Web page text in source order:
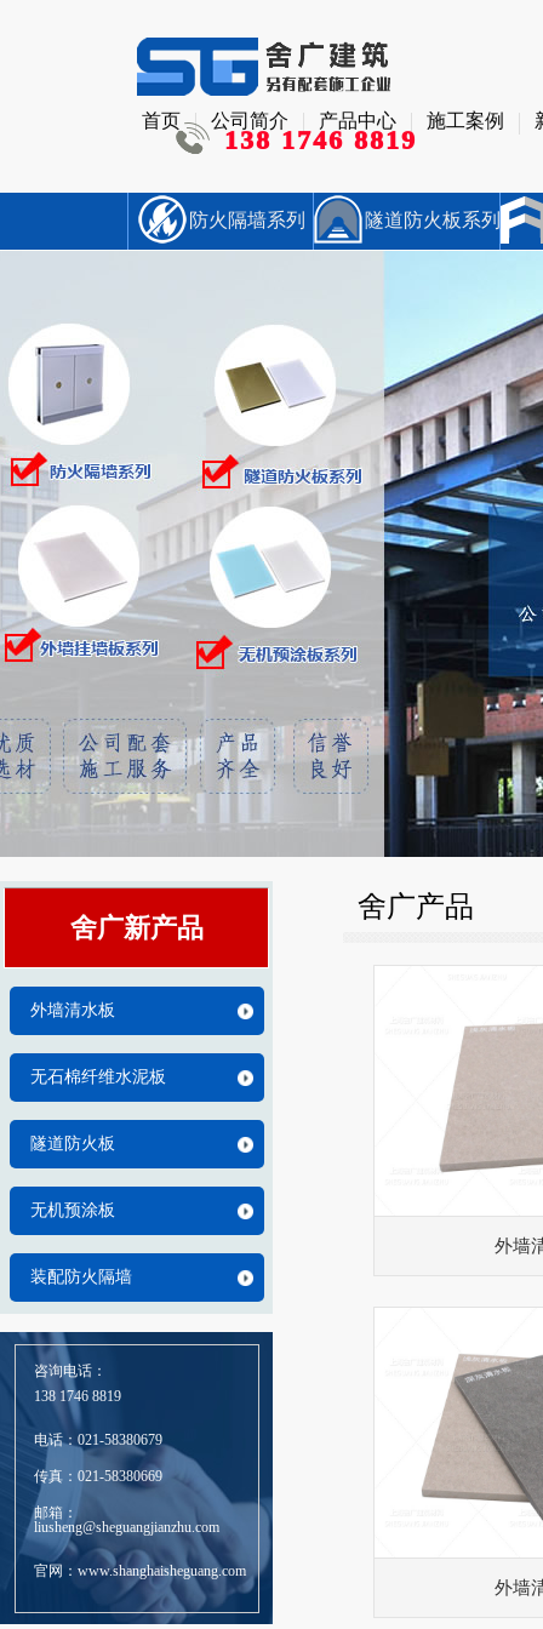
首页 公司简介 产品中心 施工案例
138 1746 8819
防火隔墙系列 隧道防火板系列
舍广新产品
外墙清水板
无石棉纤维水泥板
隧道防火板
无机预涂板
装配防火隔墙
咨询电话：
138 1746 8819
电话：021-58380679
传真：021-58380669
邮箱：
liusheng@sheguangjianzhu.com
官网：www.shanghaisheguang.com
舍广产品
外墙
外墙